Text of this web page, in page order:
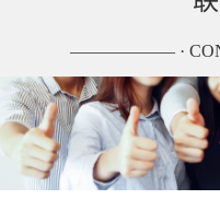
—————— ·